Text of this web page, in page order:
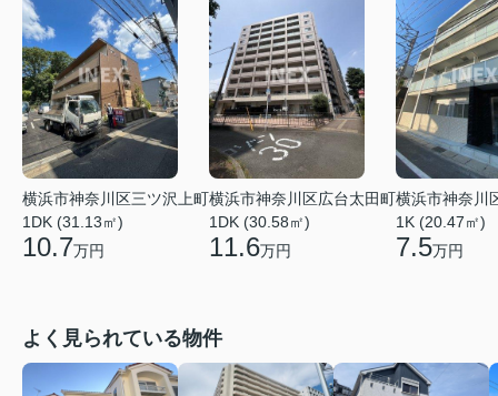
横浜市神奈川区三ツ沢上町
1DK (31.13㎡)
10.7万円
横浜市神奈川区広台太田町
1DK (30.58㎡)
11.6万円
横浜市神奈川
1K (20.47㎡)
7.5万円
よく見られている物件